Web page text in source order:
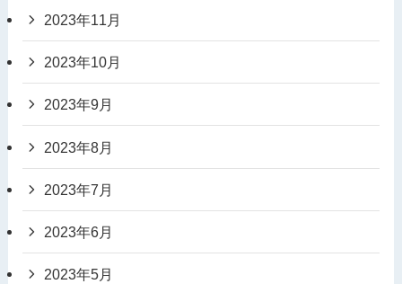
2023年11月
2023年10月
2023年9月
2023年8月
2023年7月
2023年6月
2023年5月